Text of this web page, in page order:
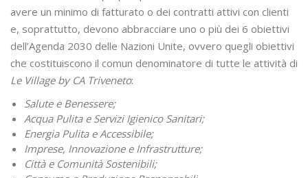
avere un minimo di fatturato o dei contratti attivi con clienti
e, soprattutto, devono abbracciare uno o più dei 6 obiettivi
dell’Agenda 2030 delle Nazioni Unite, ovvero quegli obiettivi
che costituiscono il comun denominatore di tutte le attività di
Le Village by CA Triveneto:
Salute e Benessere;
Acqua Pulita e Servizi Igienico Sanitari;
Energia Pulita e Accessibile;
Imprese, Innovazione e Infrastrutture;
Città e Comunità Sostenibili;